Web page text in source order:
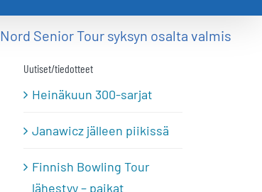
Nord Senior Tour syksyn osalta valmis
Uutiset/tiedotteet
Heinäkuun 300-sarjat
Janawicz jälleen piikissä
Finnish Bowling Tour
lähestyy – paikat